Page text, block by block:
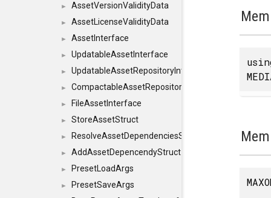
► AssetVersionValidityData
► AssetLicenseValidityData
► AssetInterface
► UpdatableAssetInterface
► UpdatableAssetRepositoryInterface
► CompactableAssetRepositoryInterface
► FileAssetInterface
► StoreAssetStruct
► ResolveAssetDependenciesStruct
► AddAssetDepencendyStruct
► PresetLoadArgs
►
PresetSaveArgs